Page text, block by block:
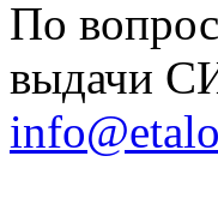
По
выдачи